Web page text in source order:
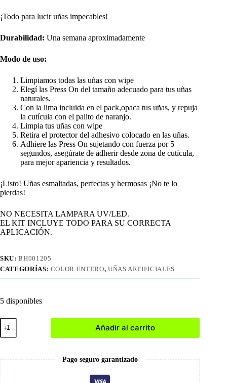
¡Todo para lucir uñas impecables!
Durabilidad: Una semana aproximadamente
Modo de uso:
Limpiamos todas las uñas con wipe
Elegí las Press On del tamaño adecuado para tus uñas
naturales.
Con la lima incluida en el pack,opaca tus uñas, y repuja
la cutícula con el palito de naranjo.
Limpia tus uñas con wipe
Retira el protector del adhesivo colocado en las uñas.
Adhiere las Press On sujetando con fuerza por 5
segundos, asegúrate de adherir desde zona de cutícula,
para mejor apariencia y resultados.
¡Listo! Uñas esmaltadas, perfectas y hermosas ¡No te lo
pierdas!
NO NECESITA LAMPARA UV/LED.
EL KIT INCLUYE TODO PARA SU CORRECTA
APLICACIÓN.
SKU:BH001205
CATEGORÍAS: COLOR ENTERO, UÑAS ARTIFICIALES
5 disponibles
1205
Press
On
Añadir al carrito
Pago seguro garantizado